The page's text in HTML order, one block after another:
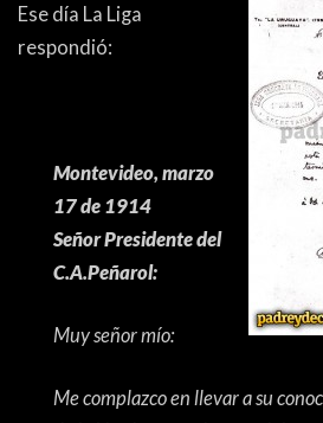
Ese día La Liga
respondió:
Montevideo, marzo
17 de 1914
Señor Presidente del
C.A.Peñarol:
Muy señor mío:
Me complazco en llevar a su